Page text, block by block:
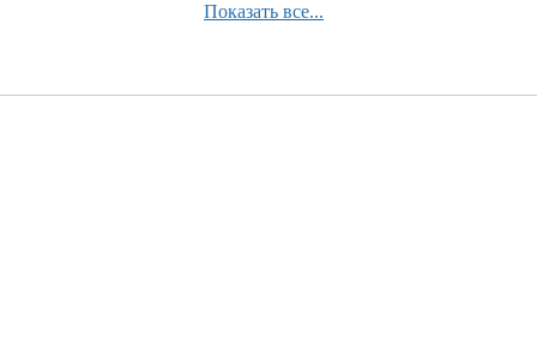
Показать все...